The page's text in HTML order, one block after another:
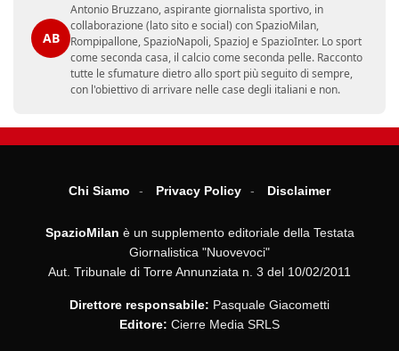
AB
Antonio Bruzzano, aspirante giornalista sportivo, in
collaborazione (lato sito e social) con SpazioMilan,
Rompipallone, SpazioNapoli, SpazioJ e SpazioInter. Lo sport
come seconda casa, il calcio come seconda pelle. Racconto
tutte le sfumature dietro allo sport più seguito di sempre,
con l'obiettivo di arrivare nelle case degli italiani e non.
Chi Siamo Privacy Policy Disclaimer
SpazioMilan è un supplemento editoriale della Testata
Giornalistica "Nuovevoci"
Aut. Tribunale di Torre Annunziata n. 3 del 10/02/2011
Direttore responsabile: Pasquale Giacometti
Editore: Cierre Media SRLS